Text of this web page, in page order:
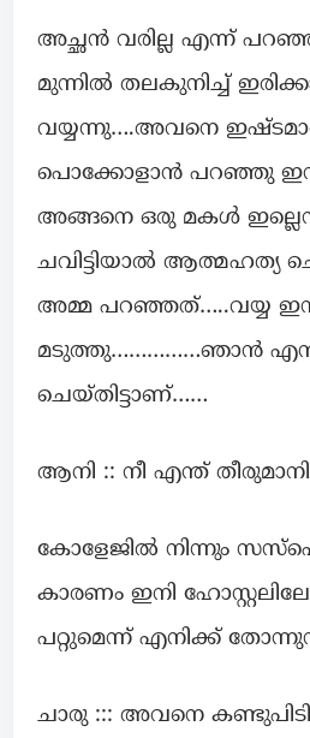
അച്ഛൻ വരില്ല എന്ന്
മുന്നിൽ തലകുനിച്ച്
വയ്യന്നു….അവനെ
പൊക്കോളാൻ പറഞ്ഞു
അങ്ങനെ ഒരു മകൾ
ചവിട്ടിയാൽ ആത്മഹത്യ
അമ്മ പറഞ്ഞത്…..വയ്യ
മടുത്തു……………ഞാൻ
ചെയ്തിട്ടാണ്……
ആനി :: നീ എന്ത്
കോളേജിൽ നിന്നും
കാരണം ഇനി
പറ്റുമെന്ന് എനിക്ക്
ചാരു ::: അവനെ